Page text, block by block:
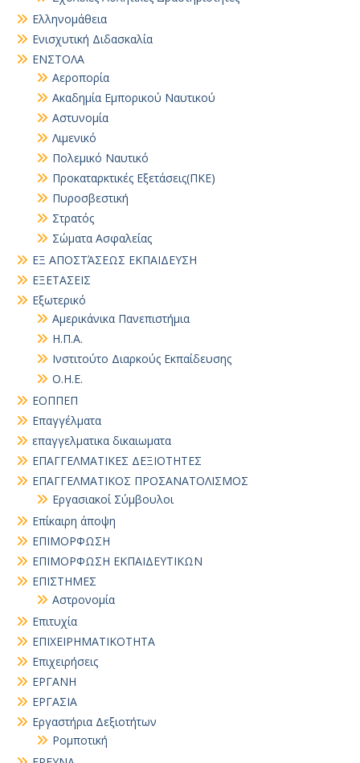
Ελληνομάθεια
Ενισχυτική Διδασκαλία
ΕΝΣΤΟΛΑ
Αεροπορία
Ακαδημία Εμπορικού Ναυτικού
Αστυνομία
Λιμενικό
Πολεμικό Ναυτικό
Προκαταρκτικές Εξετάσεις(ΠΚΕ)
Πυροσβεστική
Στρατός
Σώματα Ασφαλείας
ΕΞ ΑΠΟΣΤΆΣΕΩΣ ΕΚΠΑΙΔΕΥΣΗ
ΕΞΕΤΑΣΕΙΣ
Εξωτερικό
Αμερικάνικα Πανεπιστήμια
Η.Π.Α.
Ινστιτούτο Διαρκούς Εκπαίδευσης
Ο.Η.Ε.
ΕΟΠΠΕΠ
Επαγγέλματα
επαγγελματικα δικαιωματα
ΕΠΑΓΓΕΛΜΑΤΙΚΕΣ ΔΕΞΙΟΤΗΤΕΣ
ΕΠΑΓΓΕΛΜΑΤΙΚΟΣ ΠΡΟΣΑΝΑΤΟΛΙΣΜΟΣ
Εργασιακοί Σύμβουλοι
Επίκαιρη άποψη
ΕΠΙΜΟΡΦΩΣΗ
ΕΠΙΜΟΡΦΩΣΗ ΕΚΠΑΙΔΕΥΤΙΚΩΝ
ΕΠΙΣΤΗΜΕΣ
Αστρονομία
Επιτυχία
ΕΠΙΧΕΙΡΗΜΑΤΙΚΟΤΗΤΑ
Επιχειρήσεις
ΕΡΓΑΝΗ
ΕΡΓΑΣΙΑ
Εργαστήρια Δεξιοτήτων
Ρομποτική